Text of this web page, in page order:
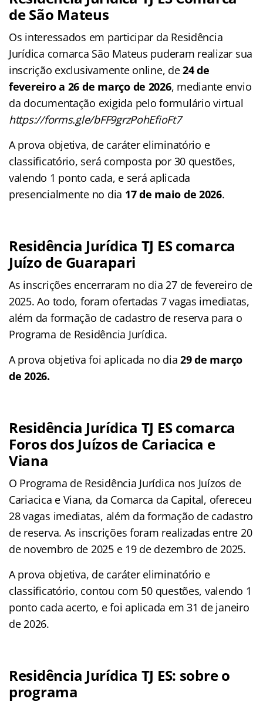
de São Mateus
Os interessados em participar da Residência
Jurídica comarca São Mateus puderam realizar sua
inscrição exclusivamente online, de24 de
fevereiro a 26 de março de 2026, mediante envio
da documentação exigida pelo formulário virtual
https://forms.gle/bFF9grzPohEfioFt7
A prova objetiva, de caráter eliminatório e
classificatório, será composta por 30 questões,
valendo 1 ponto cada, e será aplicada
presencialmente no dia 17 de maio de 2026.
Residência Jurídica TJ ES comarca
Juízo de Guarapari
As inscrições encerraram no dia 27 de fevereiro de
2025. Ao todo, foram ofertadas 7 vagas imediatas,
além da formação de cadastro de reserva para o
Programa de Residência Jurídica.
A prova objetiva foi aplicada no dia29 de março
de 2026.
Residência Jurídica TJ ES comarca
Foros dos Juízos de Cariacica e
Viana
O Programa de Residência Jurídica nos Juízos de
Cariacica e Viana, da Comarca da Capital, ofereceu
28 vagas imediatas, além da formação de cadastro
de reserva. As inscrições foram realizadas entre 20
de novembro de 2025 e 19 de dezembro de 2025.
A prova objetiva, de caráter eliminatório e
classificatório, contou com 50 questões, valendo 1
ponto cada acerto, e foi aplicada em 31 de janeiro
de 2026.
Residência Jurídica TJ ES: sobre o
programa